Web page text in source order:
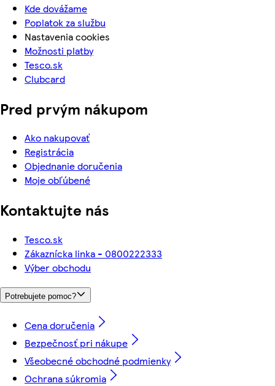
Kde dovážame
Poplatok za službu
Nastavenia cookies
Možnosti platby
Tesco.sk
Clubcard
Pred prvým nákupom
Ako nakupovať
Registrácia
Objednanie doručenia
Moje obľúbené
Kontaktujte nás
Tesco.sk
Zákaznícka linka - 0800222333
Výber obchodu
Potrebujete pomoc?
Cena doručenia
Bezpečnosť pri nákupe
Všeobecné obchodné podmienky
Ochrana súkromia